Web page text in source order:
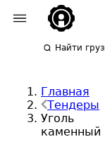
Найти
Главная
Тендеры
Уголь
каменный